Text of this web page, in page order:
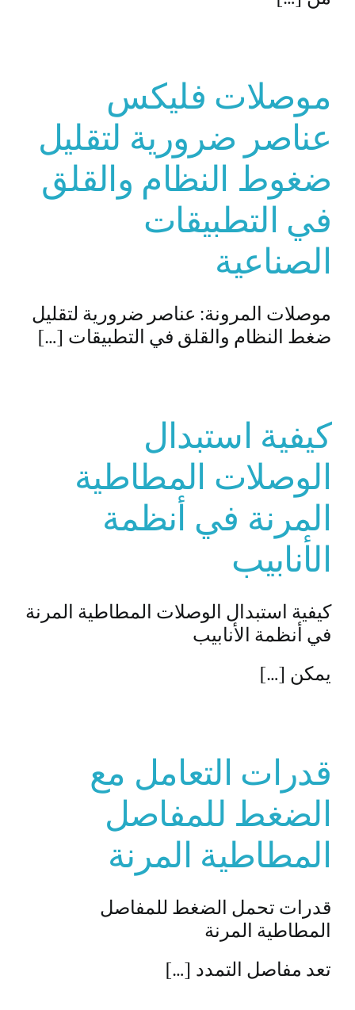
موصلات فليكس
عناصر ضرورية لتقليل
ضغوط النظام والقلق
في التطبيقات
الصناعية
موصلات المرونة: عناصر ضرورية لتقليل
ضغط النظام والقلق في التطبيقات […]
كيفية استبدال
الوصلات المطاطية
المرنة في أنظمة
الأنابيب
كيفية استبدال الوصلات المطاطية المرنة
في أنظمة الأنابيب
يمكن […]
قدرات التعامل مع
الضغط للمفاصل
المطاطية المرنة
قدرات تحمل الضغط للمفاصل
المطاطية المرنة
تعد مفاصل التمدد […]